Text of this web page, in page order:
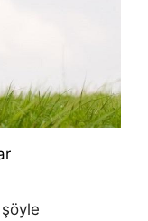
şöyle